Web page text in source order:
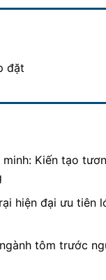
đặt
Kiến tạo
hiện đại ưu tiên
tôm trước